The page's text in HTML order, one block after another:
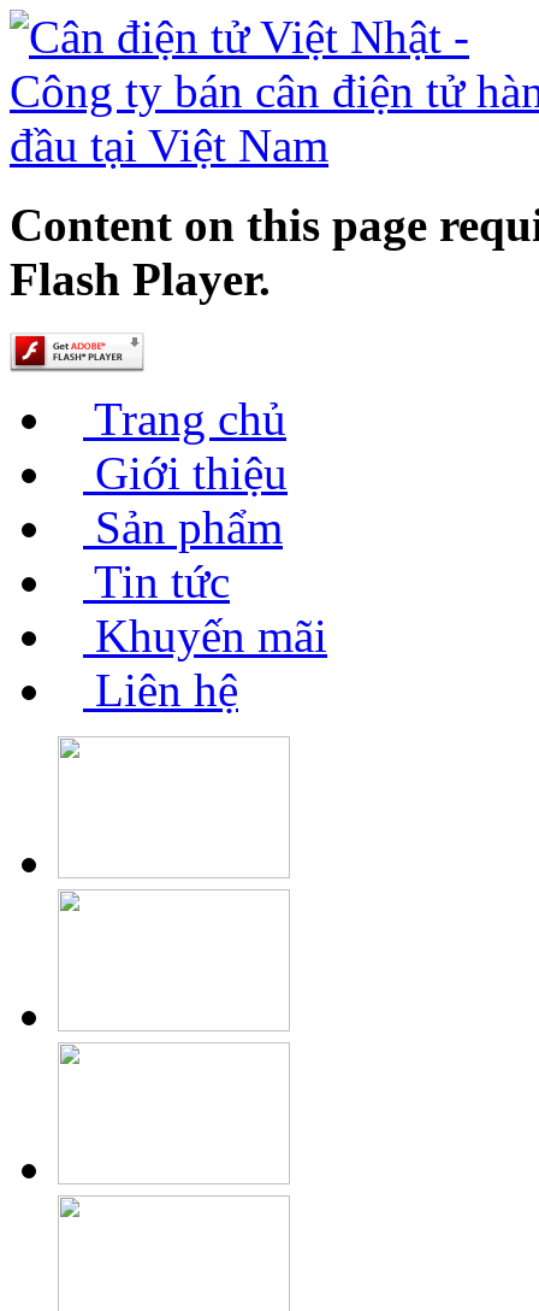
Content on this page
Flash Player.
Trang chủ
Giới thiệu
Sản phẩm
Tin tức
Khuyến mãi
Liên hệ